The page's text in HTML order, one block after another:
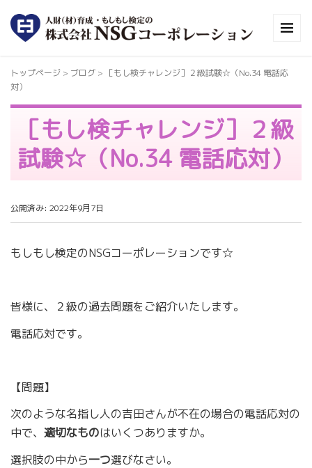
トップページ > ブログ > ［もし検チャレンジ］２級試験☆（No.34 電話応
対）
［もし検チャレンジ］２級
試験☆（No.34 電話応対）
公開済み: 2022年9月7日
もしもし検定のNSGコーポレーションです☆
皆様に、２級の過去問題をご紹介いたします。
電話応対です。
【問題】
次のような名指し人の吉田さんが不在の場合の電話応対の
中で、 適切なものはいくつありますか。
選択肢の中から一つ選びなさい。